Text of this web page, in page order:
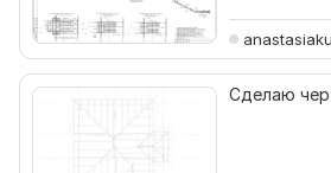
Сделаю